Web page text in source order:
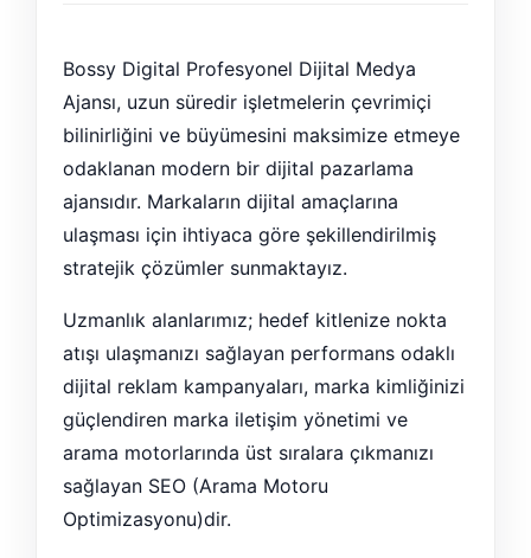
Bossy Digital Profesyonel Dijital Medya
Ajansı, uzun süredir işletmelerin çevrimiçi
bilinirliğini ve büyümesini maksimize etmeye
odaklanan modern bir dijital pazarlama
ajansıdır. Markaların dijital amaçlarına
ulaşması için ihtiyaca göre şekillendirilmiş
stratejik çözümler sunmaktayız.
Uzmanlık alanlarımız; hedef kitlenize nokta
atışı ulaşmanızı sağlayan performans odaklı
dijital reklam kampanyaları, marka kimliğinizi
güçlendiren marka iletişim yönetimi ve
arama motorlarında üst sıralara çıkmanızı
sağlayan SEO (Arama Motoru
Optimizasyonu)dir.